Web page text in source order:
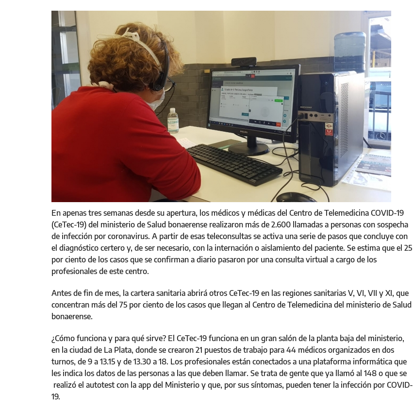
En apenas tres semanas desde su apertura, los médicos y médicas del Centro de Telemedicina COVID-19
(CeTec-19) del ministerio de Salud bonaerense realizaron más de 2.600 llamadas a personas con sospecha
de infección por coronavirus. A partir de esas teleconsultas se activa una serie de pasos que concluye con
el diagnóstico certero y, de ser necesario, con la internación o aislamiento del paciente. Se estima que el 25
por ciento de los casos que se confirman a diario pasaron por una consulta virtual a cargo de los
profesionales de este centro.
Antes de fin de mes, la cartera sanitaria abrirá otros CeTec-19 en las regiones sanitarias V, VI, VII y XI, que
concentran más del 75 por ciento de los casos que llegan al Centro de Telemedicina del ministerio de Salud
bonaerense.
¿Cómo funciona y para qué sirve? El CeTec-19 funciona en un gran salón de la planta baja del ministerio,
en la ciudad de La Plata, donde se crearon 21 puestos de trabajo para 44 médicos organizados en dos
turnos, de 9 a 13.15 y de 13.30 a 18. Los profesionales están conectados a una plataforma informática que
les indica los datos de las personas a las que deben llamar. Se trata de gente que ya llamó al 148 o que se
realizó el autotest con la app del Ministerio y que, por sus síntomas, pueden tener la infección por COVID-
19.